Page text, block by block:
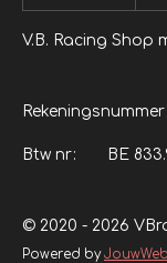
V.B. Racing
Btw nr: BE
© 2020 - 2026
Powered byJouwWeb